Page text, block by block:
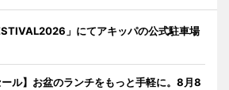
」にてアキッパの公式駐車場
ール】お盆のランチをもっと手軽に。8月8